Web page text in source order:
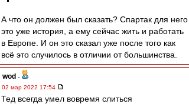
А что он должен был сказать? Спартак для него
это уже история, а ему сейчас жить и работать
в Европе. И он это сказал уже после того как
всё это случилось в отличии от большинства.
wod -
02 мар 2022 17:54
Тед всегда умел вовремя слиться